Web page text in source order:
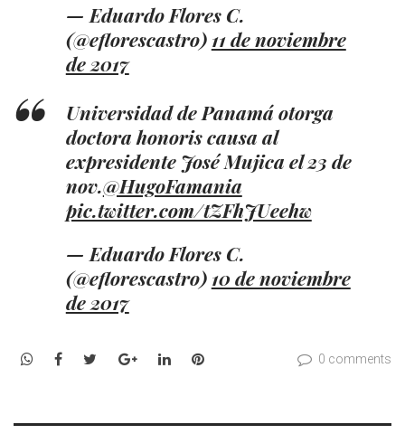
— Eduardo Flores C.
(@eflorescastro) 11 de noviembre
de 2017
Universidad de Panamá otorga
doctora honoris causa al
expresidente José Mujica el 23 de
nov.@HugoFamania
pic.twitter.com/tZFhJUeehw
— Eduardo Flores C.
(@eflorescastro) 10 de noviembre
de 2017
WhatsApp
Facebook
TwitterGoogle+LinkedInPinterest 0 comments